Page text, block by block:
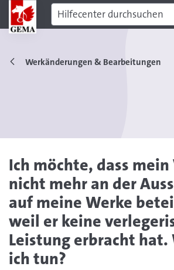
Werkänderungen & Bearbeitungen
Ich möchte, dass
nicht mehr an der
auf meine Werke
weil er keine
Leistung erbracht hat.
ich tun?